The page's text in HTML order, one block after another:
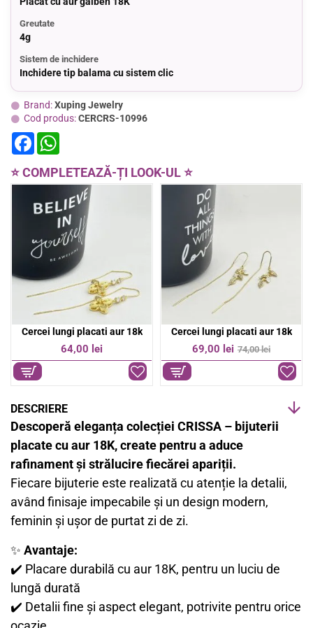
Greutate
4g
Sistem de inchidere
Inchidere tip balama cu sistem clic
Brand:Xuping Jewelry
Cod produs:CERCRS-10996
F
a
e
b
o
k
t
s
p
p
⭐ COMPLETEAZĂ-ȚI LOOK-UL ⭐
-7%
Cercei lungi placati aur 18k
69,00 lei 47,00 lei
DESCRIERE
Descoperă eleganța colecției CRISSA – bijuterii
placate cu aur 18K, create pentru a aduce
rafinament și strălucire fiecărei apariții.
Fiecare bijuterie este realizată cu atenție la detalii,
având finisaje impecabile și un design modern,
feminin și ușor de purtat zi de zi.
✨ Avantaje:
✔️ Placare durabilă cu aur 18K, pentru un luciu de
lungă durată
✔️ Detalii fine și aspect elegant, potrivite pentru orice